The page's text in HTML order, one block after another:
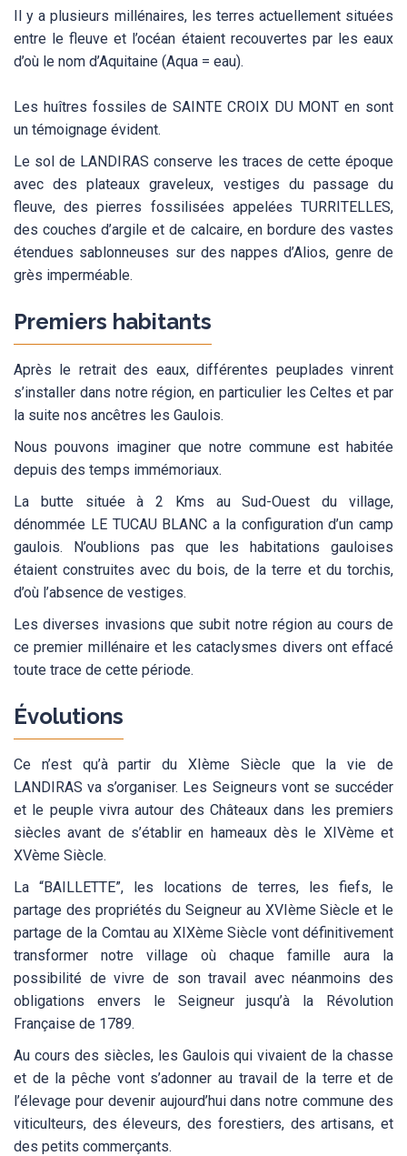
Il y a plusieurs millénaires, les terres actuellement situées
entre le fleuve et l’océan étaient recouvertes par les eaux
d’où le nom d’Aquitaine (Aqua = eau).
Les huîtres fossiles de SAINTE CROIX DU MONT en sont
un témoignage évident.
Le sol de LANDIRAS conserve les traces de cette époque
avec des plateaux graveleux, vestiges du passage du
fleuve, des pierres fossilisées appelées TURRITELLES,
des couches d’argile et de calcaire, en bordure des vastes
étendues sablonneuses sur des nappes d’Alios, genre de
grès imperméable.
Premiers habitants
Après le retrait des eaux, différentes peuplades vinrent
s’installer dans notre région, en particulier les Celtes et par
la suite nos ancêtres les Gaulois.
Nous pouvons imaginer que notre commune est habitée
depuis des temps immémoriaux.
La butte située à 2 Kms au Sud-Ouest du village,
dénommée LE TUCAU BLANC a la configuration d’un camp
gaulois. N’oublions pas que les habitations gauloises
étaient construites avec du bois, de la terre et du torchis,
d’où l’absence de vestiges.
Les diverses invasions que subit notre région au cours de
ce premier millénaire et les cataclysmes divers ont effacé
toute trace de cette période.
Évolutions
Ce n’est qu’à partir du XIème Siècle que la vie de
LANDIRAS va s’organiser. Les Seigneurs vont se succéder
et le peuple vivra autour des Châteaux dans les premiers
siècles avant de s’établir en hameaux dès le XIVème et
XVème Siècle.
La “BAILLETTE”, les locations de terres, les fiefs, le
partage des propriétés du Seigneur au XVIème Siècle et le
partage de la Comtau au XIXème Siècle vont définitivement
transformer notre village où chaque famille aura la
possibilité de vivre de son travail avec néanmoins des
obligations envers le Seigneur jusqu’à la Révolution
Française de 1789.
Au cours des siècles, les Gaulois qui vivaient de la chasse
et de la pêche vont s’adonner au travail de la terre et de
l’élevage pour devenir aujourd’hui dans notre commune des
viticulteurs, des éleveurs, des forestiers, des artisans, et
des petits commerçants.